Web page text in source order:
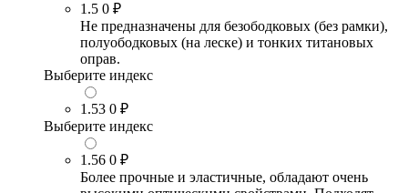
1.5 0 ₽
Не предназначены для безободковых (без рамки),
полуободковых (на леске) и тонких титановых
оправ.
Выберите индекс
1.53 0 ₽
Выберите индекс
1.56 0 ₽
Более прочные и эластичные, обладают очень